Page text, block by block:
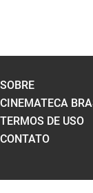
SOBRE
CINEMATECA
TERMOS DE USO
CONTATO